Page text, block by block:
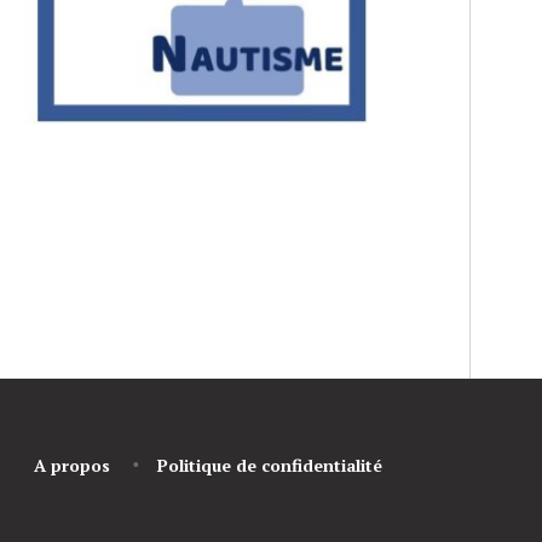
A propos Politique de confidentialité